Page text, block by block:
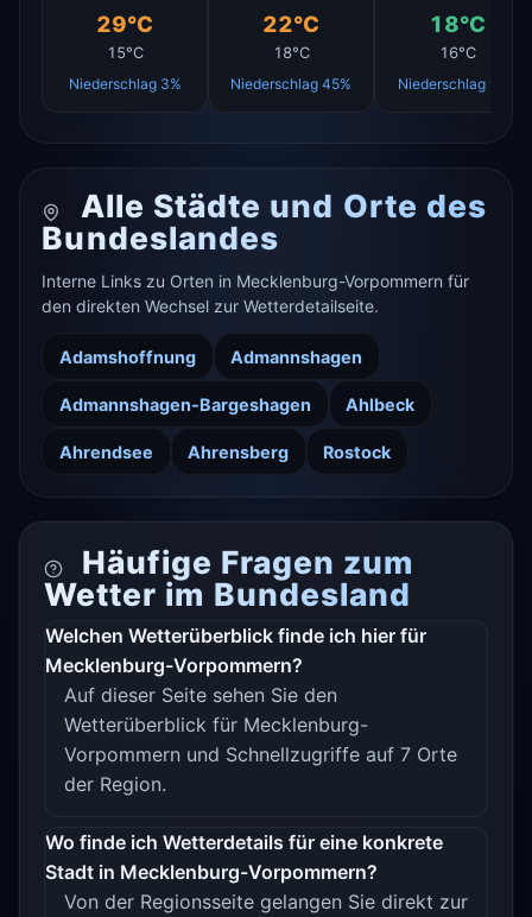
29°C
15°C
Niederschlag 3%
22°C
18°C
Niederschlag 45%
18°C
16°C
Niederschlag 10%
Alle Städte und Orte des
Bundeslandes
Interne Links zu Orten in Mecklenburg-Vorpommern für
den direkten Wechsel zur Wetterdetailseite.
Adamshoffnung Admannshagen
Admannshagen-Bargeshagen Ahlbeck
Ahrendsee Ahrensberg Rostock
Häufige Fragen zum
Wetter im Bundesland
Welchen Wetterüberblick finde ich hier für
Mecklenburg-Vorpommern?
Auf dieser Seite sehen Sie den
Wetterüberblick für Mecklenburg-
Vorpommern und Schnellzugriffe auf 7 Orte
der Region.
Wo finde ich Wetterdetails für eine konkrete
Stadt in Mecklenburg-Vorpommern?
Von der Regionsseite gelangen Sie direkt zur